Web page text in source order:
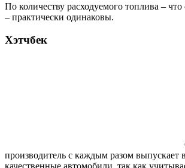
По количеству расходуемого топлива – что
– практически одинаковы.
Хэтчбек
производитель с каждым разом выпускает